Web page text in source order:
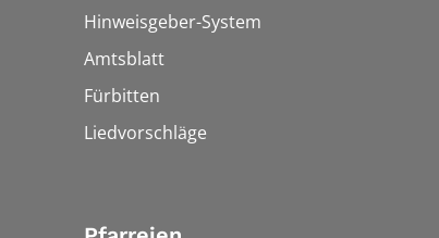
Hinweisgeber-System
Amtsblatt
Fürbitten
Liedvorschläge